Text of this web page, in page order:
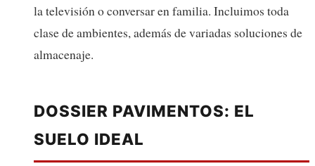
la televisión o conversar en familia. Incluimos toda
clase de ambientes, además de variadas soluciones de
almacenaje.
DOSSIER PAVIMENTOS: EL
SUELO IDEAL